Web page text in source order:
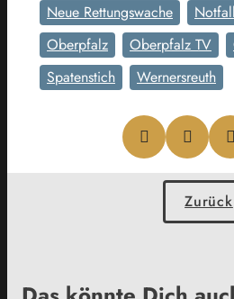
Neue Rettungswache
Oberpfalz
Oberpfalz TV
Spatenstich
Wernersreuth
Zurück